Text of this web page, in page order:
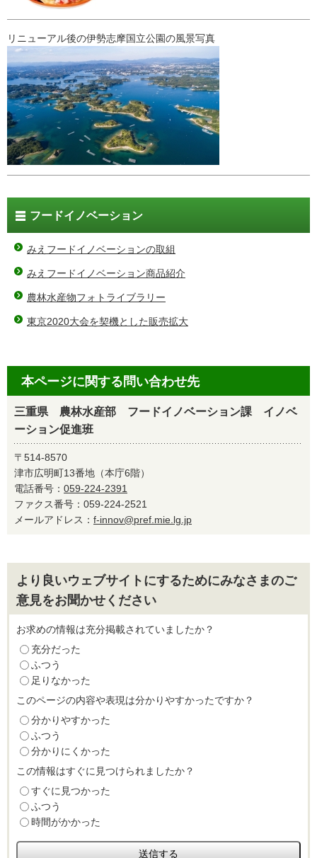
リニューアル後の伊勢志摩国立公園の風景写真
フードイノベーション
みえフードイノベーションの取組
みえフードイノベーション商品紹介
農林水産物フォトライブラリー
東京2020大会を契機とした販売拡大
本ページに関する問い合わせ先
三重県 農林水産部 フードイノベーション課 イノベ
ーション促進班
〒514-8570
津市広明町13番地（本庁6階）
電話番号： 059-224-2391
ファクス番号：059-224-2521
メールアドレス： f-innov@pref.mie.lg.jp
より良いウェブサイトにするためにみなさまのご
意見をお聞かせください
お求めの情報は充分掲載されていましたか？
充分だった
ふつう
足りなかった
このページの内容や表現は分かりやすかったですか？
分かりやすかった
ふつう
分かりにくかった
この情報はすぐに見つけられましたか？
すぐに見つかった
ふつう
時間がかかった